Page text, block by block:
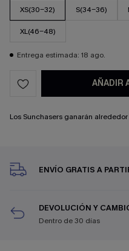
XS(30-32) S(34-36)
XL(46-48)
Entrega estimada: 18 ago.
AÑADIR
Los Sunchasers ganarán
ENVÍO GRATIS A
DEVOLUCIÓN Y
Dentro de 30 días